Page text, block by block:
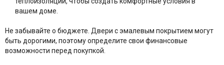
вашем доме.
Не забывайте о бюджете. Двери с эмалевым покрытием могут
быть дорогими, поэтому определите свои финансовые
возможности перед покупкой.